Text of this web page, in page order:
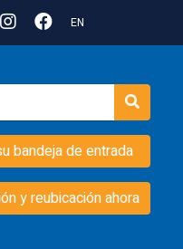
EN
bandeja de entrada
y reubicación ahora